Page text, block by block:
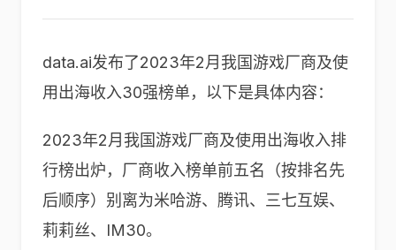
data.ai发布了2023年2月我国游戏厂商及使
用出海收入30强榜单，以下是具体内容：
2023年2月我国游戏厂商及使用出海收入排
行榜出炉，厂商收入榜单前五名（按排名先
后顺序）别离为米哈游、腾讯、三七互娱、
莉莉丝、IM30。